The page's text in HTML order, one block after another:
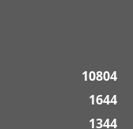
10804
1644
1344